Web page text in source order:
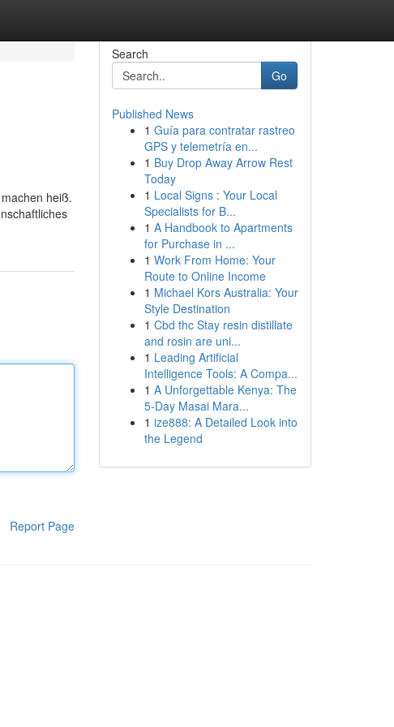
heiß.
Report Page
Search
Go
Published News
1 Guía para contratar rastreo
GPS y telemetría en...
1 Buy Drop Away Arrow Rest
Today
1 Local Signs : Your Local
Specialists for B...
1 A Handbook to Apartments
for Purchase in ...
1 Work From Home: Your
Route to Online Income
1 Michael Kors Australia: Your
Style Destination
1 Cbd thc Stay resin distillate
and rosin are uni...
1 Leading Artificial
Intelligence Tools: A Compa...
1 A Unforgettable Kenya: The
5-Day Masai Mara...
1 ize888: A Detailed Look into
the Legend